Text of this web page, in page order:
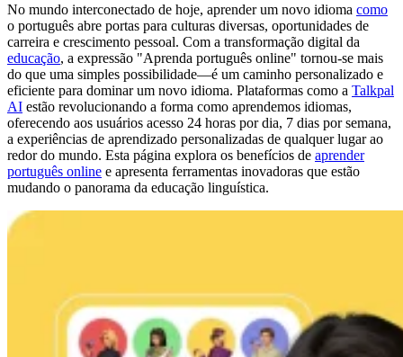
No mundo interconectado de hoje, aprender um novo idioma como
o português abre portas para culturas diversas, oportunidades de
carreira e crescimento pessoal. Com a transformação digital da
educação, a expressão "Aprenda português online" tornou-se mais
do que uma simples possibilidade—é um caminho personalizado e
eficiente para dominar um novo idioma. Plataformas como a Talkpal
AI estão revolucionando a forma como aprendemos idiomas,
oferecendo aos usuários acesso 24 horas por dia, 7 dias por semana,
a experiências de aprendizado personalizadas de qualquer lugar ao
redor do mundo. Esta página explora os benefícios de aprender
português online e apresenta ferramentas inovadoras que estão
mudando o panorama da educação linguística.